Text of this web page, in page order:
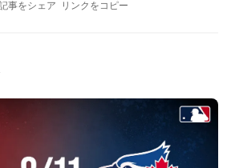
事をシェア リンクをコピー